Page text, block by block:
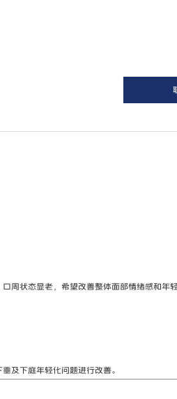
周状态显老，希望改善整体面部情绪感和年轻
及下庭年轻化问题进行改善。